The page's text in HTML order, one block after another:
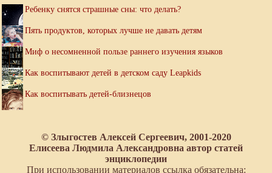
Ребенку снятся страшные сны: что делать?
Пять продуктов, которых лучше не давать детям
Миф о несомненной пользе раннего изучения языков
Как воспитывают детей в детском саду Leapkids
Как воспитывать детей-близнецов
© Злыгостев Алексей Сергеевич, 2001-2020
Елисеева Людмила Александровна автор статей
энциклопедии
При использовании материалов ссылка обязательна: